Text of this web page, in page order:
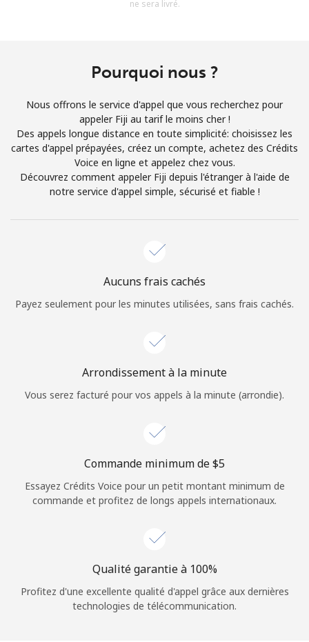
Bonjour!
Identifiez-vous ou INSCRIVEZ-VOUS →
Login
ne sera livré.
Pourquoi nous ?
Nous offrons le service d'appel que vous recherchez pour
appeler Fiji au tarif le moins cher !
Des appels longue distance en toute simplicité: choisissez les
cartes d'appel prépayées, créez un compte, achetez des Crédits
Voice en ligne et appelez chez vous.
Découvrez comment appeler Fiji depuis l'étranger à l'aide de
notre service d'appel simple, sécurisé et fiable !
Aucuns frais cachés
Payez seulement pour les minutes utilisées, sans frais cachés.
Arrondissement à la minute
Vous serez facturé pour vos appels à la minute (arrondie).
Commande minimum de ⁦$5⁩
Essayez Crédits Voice pour un petit montant minimum de
commande et profitez de longs appels internationaux.
Qualité garantie à 100%
Profitez d'une excellente qualité d'appel grâce aux dernières
technologies de télécommunication.